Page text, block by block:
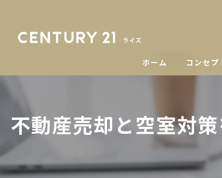
ホーム コンセプ
不動産売却と空室対